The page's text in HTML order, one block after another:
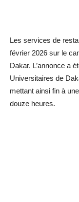
Les services de
février 2026 sur le
Dakar. L’annonce a
Universitaires de
mettant ainsi fin à
douze heures.